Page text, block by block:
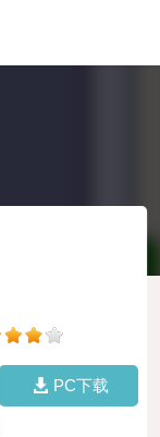
PC下载